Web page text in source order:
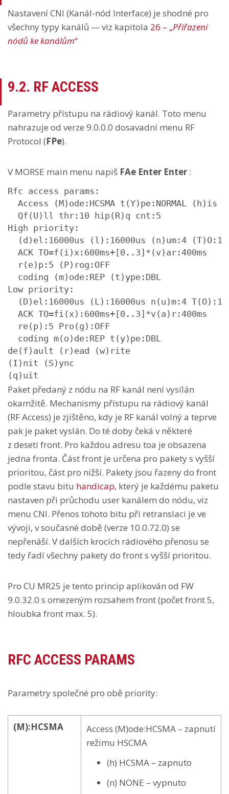
Nastavení CNI (Kanál-nód Interface) je shodné pro
všechny typy kanálů — viz kapitola 26 – „Přiřazení
nódů ke kanálům“
9.2. RF ACCESS
Parametry přístupu na rádiový kanál. Toto menu
nahrazuje od verze 9.0.0.0 dosavadní menu RF
Protocol (FPe).
V MORSE main menu napiš FAe Enter Enter :
Rfc access params:
Access (M)ode:HCSMA t(Y)pe:NORMAL (h)is
  Qf(U)ll thr:10 hip(R)q cnt:5
High priority:
(d)el:16000us (l):16000us (n)um:4
  ACK TO=f(i)x:600ms+[0..3]*(v)ar:400ms
  r(e)p:5 (P)rog:OFF
  coding (m)ode:REP (t)ype:DBL
Low priority:
(D)el:16000us (L):16000us n(u)m:4
  ACK TO=fi(x):600ms+[0..3]*v(a)r:400ms
  re(p):5 Pro(g):OFF
  coding m(o)de:REP t(y)pe:DBL
de(f)ault (r)ead (w)rite
(I)nit (S)ync
(q)uit
Paket předaný z nódu na RF kanál není vysílán
okamžitě. Mechanismy přístupu na rádiový kanál
(RF Access) je zjištěno, kdy je RF kanál volný a teprve
pak je paket vyslán. Do té doby čeká v některé
z deseti front. Pro každou adresu toa je obsazena
jedna fronta. Část front je určena pro pakety s vyšší
prioritou, část pro nižší. Pakety jsou řazeny do front
podle stavu bitu handicap, který je každému paketu
nastaven při průchodu user kanálem do nódu, viz
menu CNI. Přenos tohoto bitu při retranslaci je ve
vývoji, v současné době (verze 10.0.72.0) se
nepřenáší. V dalších krocích rádiového přenosu se
tedy řadí všechny pakety do front s vyšší prioritou.
Pro CU MR25 je tento princip aplikován od FW
9.0.32.0 s omezeným rozsahem front (počet front 5,
hloubka front max. 5).
RFC ACCESS PARAMS
Parametry společné pro obě priority:
(M):HCSMA
Access (M)ode:HCSMA – zapnutí
režimu HSCMA
(h) HCSMA – zapnuto
(n) NONE – vypnuto